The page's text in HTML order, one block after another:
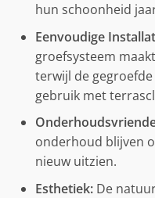
hun schoonheid
Eenvoudige
groefsysteem
terwijl de
gebruik met
onderhoud blijven
nieuw uitzien.
Esthetiek: De